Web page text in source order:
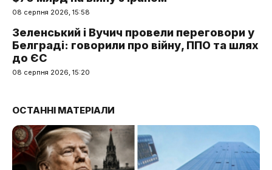
08 серпня 2026, 15:58
Зеленський і Вучич провели переговори у
Белграді: говорили про війну, ППО та шлях
до ЄС
08 серпня 2026, 15:20
ОСТАННІ МАТЕРІАЛИ